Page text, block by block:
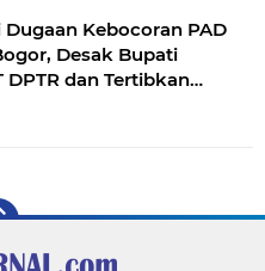
Dugaan Kebocoran PAD
Desak Bupati
DPTR dan Tertibkan